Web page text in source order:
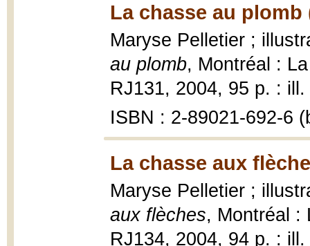
La chasse au plomb
Maryse Pelletier ;
au plomb, Montréal :
RJ131, 2004, 95 p. :
ISBN : 2-89021-692-6
La chasse aux
Maryse Pelletier ;
aux flèches, Montréal :
RJ134, 2004, 94 p. :